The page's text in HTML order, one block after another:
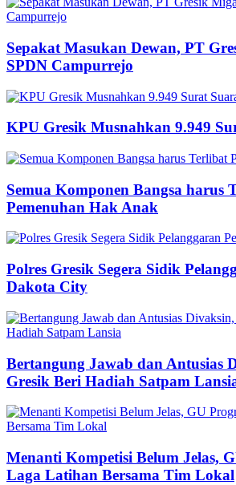
Sepakat Masukan Dewan, PT
SPDN Campurrejo
KPU Gresik Musnahkan 9.949
Semua Komponen Bangsa harus
Pemenuhan Hak Anak
Polres Gresik Segera Sidik
Dakota City
Bertangung Jawab dan Antusias
Gresik Beri Hadiah Satpam
Menanti Kompetisi Belum Jelas,
Laga Latihan Bersama Tim Lokal